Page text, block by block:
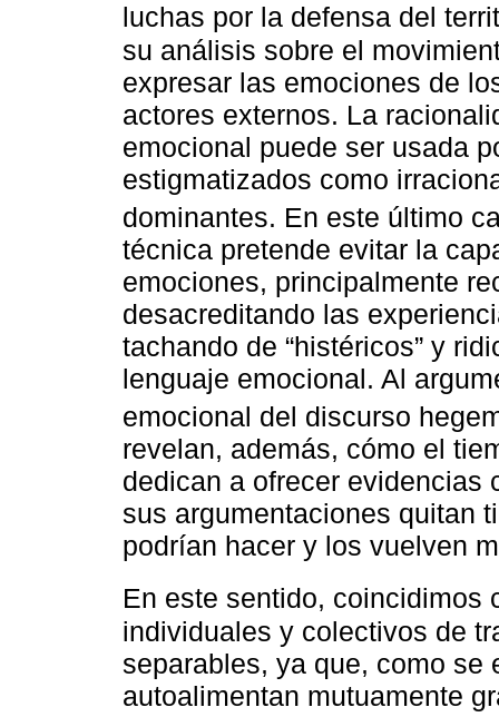
luchas por la defensa del
su análisis sobre el
expresar las emociones de
actores externos. La
emocional puede ser usada
estigmatizados como
dominantes. En este último
técnica pretende evitar la
emociones, principalmente
desacreditando las
tachando de “histéricos” y
lenguaje emocional. Al
emocional del discurso
revelan, además, cómo el
dedican a ofrecer evidencias
sus argumentaciones quitan
podrían hacer y los vuelven
En este sentido, coincidimos
individuales y colectivos de
separables, ya que, como se
autoalimentan mutuamente